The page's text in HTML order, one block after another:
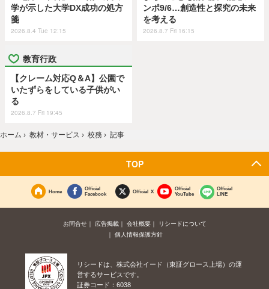
学が示した大学DX成功の処方
箋
2026.8.4 Tue 12:15
ンポ9/6…創造性と探究の未来
を考える
2026.8.7 Fri 16:15
教育行政
【クレーム対応Q＆A】公園で
いたずらをしている子供がい
る
2026.8.7 Fri 19:45
ホーム › 教材・サービス › 校務 › 記事
TOP
Home
Official
Facebook
Official X
Official
YouTube
Official
LINE
お問合せ 広告掲載 会社概要
リシードについて
個人情報保護方針
リシードは、株式会社イード（東証グロース上場）の運
営するサービスです。
証券コード：6038